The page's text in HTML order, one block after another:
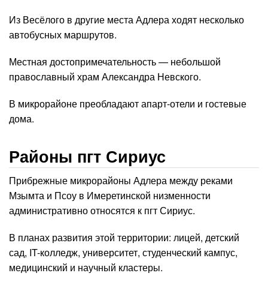
Из Весёлого в другие места Адлера ходят несколько
автобусных маршрутов.
Местная достопримечательность — небольшой
православный храм Александра Невского.
В микрорайоне преобладают апарт-отели и гостевые
дома.
Районы пгт Сириус
Прибрежные микрорайоны Адлера между реками
Мзымта и Псоу в Имеретинской низменности
административно относятся к пгт Сириус.
В планах развития этой территории: лицей, детский
сад, IT-колледж, университет, студенческий кампус,
медицинский и научный кластеры.